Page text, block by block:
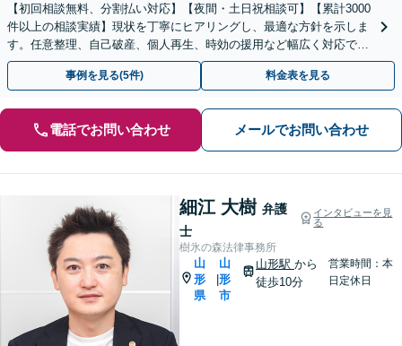
【初回相談無料、分割払い対応】【夜間・土日祝相談可】【累計3000
件以上の相談実績】現状を丁寧にヒアリングし、最適な方針を示しま
す。任意整理、自己破産、個人再生、時効の援用など幅広く対応でき
ます。過払い金のご相談もお受けしています。
事例を見る(5件) 料金表を見る
電話でお問い合わせ メールでお問い合わせ
細江 大樹 弁護
士
インタビューを見
る
樹氷の森法律事務所
山
形
県
山
形
市
山形駅 から
徒歩10分
営業時間：本
日定休日